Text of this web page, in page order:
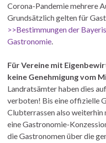
Corona-Pandemie mehrere
Grundsätzlich gelten für
>>Bestimmungen der
Gastronomie.
Für Vereine mit
keine Genehmigung vom
Landratsämter haben dies
verboten! Bis eine offizielle
Clubterrassen also weiterhin
eine Gastronomie-
die Gastronomen über die